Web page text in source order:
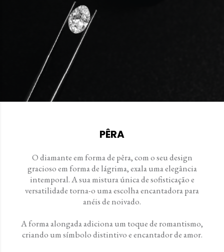
PÊRA
O diamante em forma de pêra, com o seu design
gracioso em forma de lágrima, exala uma elegância
intemporal. A sua mistura única de sofisticação e
versatilidade torna-o uma escolha encantadora para
anéis de noivado.
A forma alongada adiciona um toque de romantismo,
criando um símbolo distintivo e encantador de amor.